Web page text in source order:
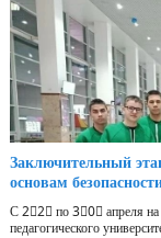
Заключительный
основам
С 2⃣2⃣ по 3⃣0⃣ апреля на
педагогического